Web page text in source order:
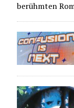
berühmten